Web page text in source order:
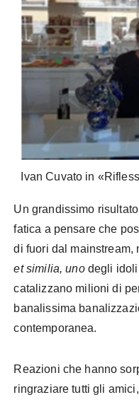
Ivan Cuvato in
Un grandissimo
fatica a pensare che
di fuori dal
et similia, uno degli
catalizzano milioni di
banalissima
contemporanea.
Reazioni che hanno
ringraziare tutti gli